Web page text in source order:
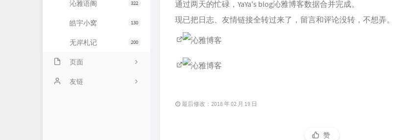
322
沁雅语阁
130
皓宇小窝
200
无岸札记
页面
友情链接
友链
通过两天的忙碌，YaYa's blog沁雅博客数据合并完成。
现已把日志、友情链接全转过来了，留言和评论没转，不想弄。
最后修改：2018 年 02 月 19 日
赞